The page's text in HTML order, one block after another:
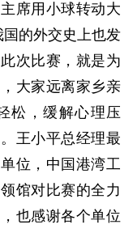
席用小球转动大
国的外交史上也发
次比赛，就是为
大家远离家乡亲
松，缓解心理压
王小平总经理最
位，中国港湾工
馆对比赛的全力
也感谢各个单位